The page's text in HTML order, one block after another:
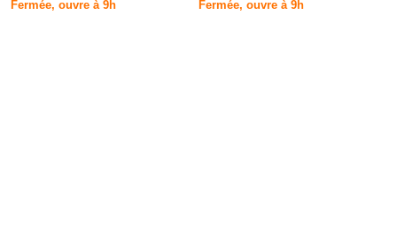
Fermée, ouvre à 9h
Fermée, ouvre à 9h